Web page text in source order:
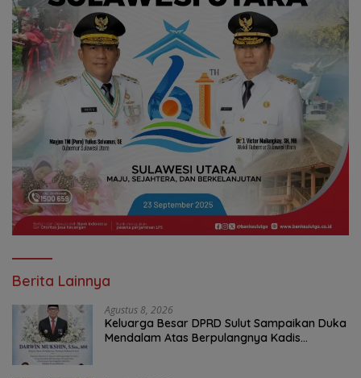
Berita Lainnya
Agustus 8, 2026
Keluarga Besar DPRD Sulut Sampaikan Duka
Mendalam Atas Berpulangnya Kadis